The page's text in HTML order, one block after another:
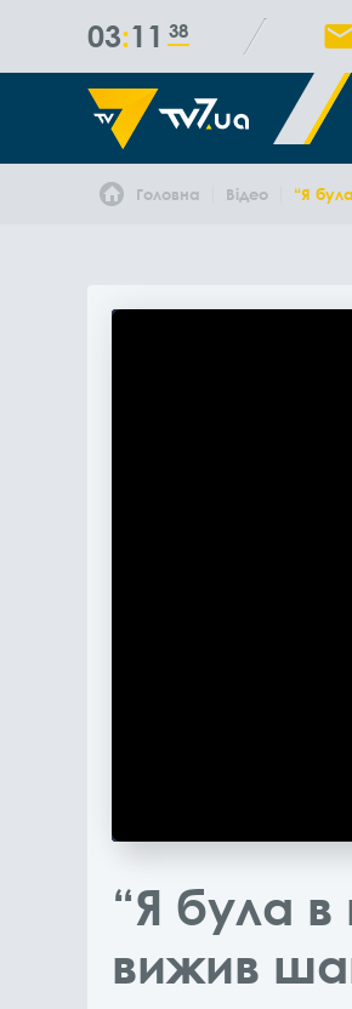
03 11 38
Головна Відео “Я
“Я була в
вижив